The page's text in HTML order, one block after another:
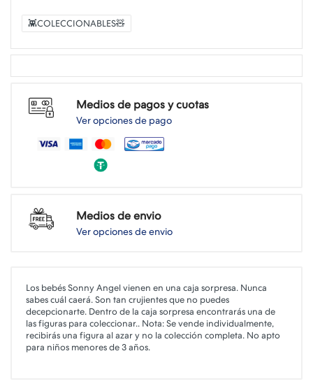
👾COLECCIONABLES🧸
Medios de pagos y cuotas
Ver opciones de pago
Medios de envio
Ver opciones de envio
Los bebés Sonny Angel vienen en una caja sorpresa. Nunca
sabes cuál caerá. Son tan crujientes que no puedes
decepcionarte. Dentro de la caja sorpresa encontrarás una de
las figuras para coleccionar.. Nota: Se vende individualmente,
recibirás una figura al azar y no la colección completa. No apto
para niños menores de 3 años.